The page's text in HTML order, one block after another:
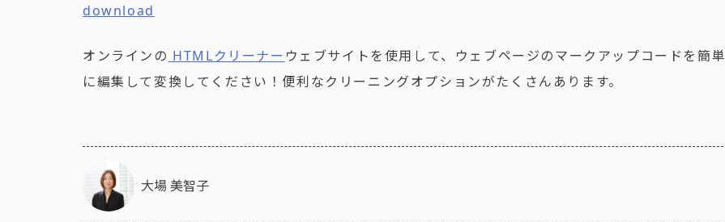
download
オンラインの HTMLクリーナー ウェブサイトを使用して、ウェブページのマークアップコードを簡単
に編集して変換してください！便利なクリーニングオプションがたくさんあります。
大場 美智子